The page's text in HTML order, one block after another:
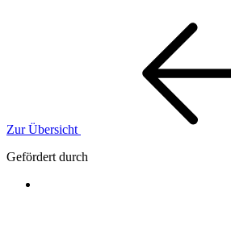
Zur Übersicht
Gefördert durch